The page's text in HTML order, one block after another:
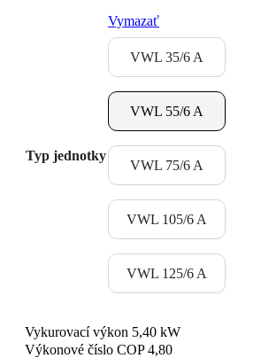
12100 €.
9949 €.
Typ jednotky
Vymazať
VWL 35/6 A
VWL 55/6 A
VWL 75/6 A
VWL 105/6 A
VWL 125/6 A
Vykurovací výkon 5,40 kW
Výkonové číslo COP 4,80